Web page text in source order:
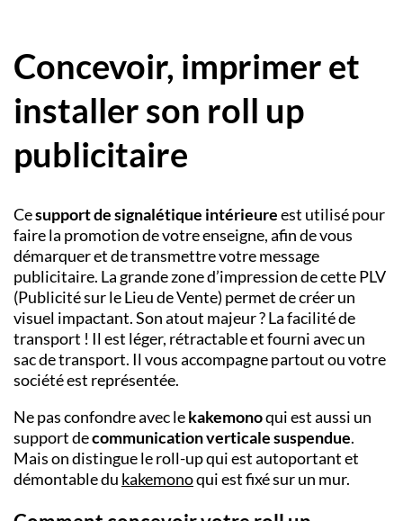
Concevoir, imprimer et
installer son roll up
publicitaire
Cesupport de signalétique intérieureest utilisé pour
faire la promotion de votre enseigne, afin de vous
démarquer et de transmettre votre message
publicitaire. La grande zone d’impression de cette PLV
(Publicité sur le Lieu de Vente) permet de créer un
visuel impactant. Son atout majeur ? La facilité de
transport ! Il est léger, rétractable et fourni avec un
sac de transport. Il vous accompagne partout ou votre
société est représentée.
Ne pas confondre avec lekakemonoqui est aussi un
support decommunication verticale suspendue.
Mais on distingue le roll-up qui est autoportant et
démontable du kakemonoqui est fixé sur un mur.